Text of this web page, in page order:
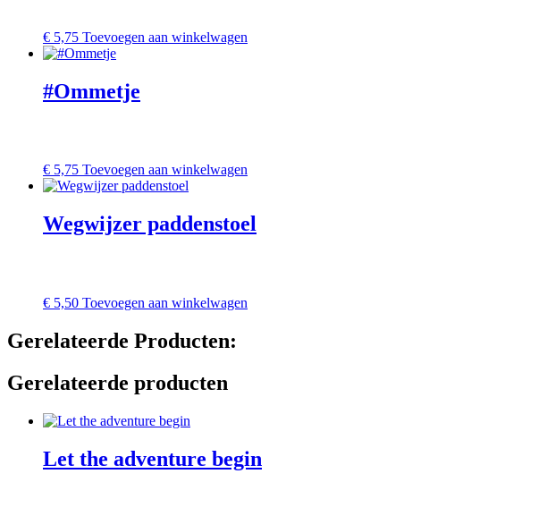
€ 5,75 Toevoegen aan winkelwagen
#Ommetje
€ 5,75 Toevoegen aan winkelwagen
Wegwijzer paddenstoel
€ 5,50 Toevoegen aan winkelwagen
Gerelateerde Producten:
Gerelateerde producten
Let the adventure begin